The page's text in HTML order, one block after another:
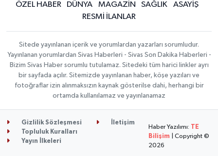
ÖZEL HABER
DÜNYA MAGAZİN SAĞLIK
ASAYİŞ
RESMİ İLANLAR
Sitede yayınlanan içerik ve yorumlardan yazarları sorumludur.
Yayınlanan yorumlardan Sivas Haberleri - Sivas Son Dakika Haberleri -
Bizim Sivas Haber sorumlu tutulamaz. Sitedeki tüm harici linkler ayrı
bir sayfada açılır. Sitemizde yayınlanan haber, köşe yazıları ve
fotoğraflar izin alınmaksızın kaynak gösterilse dahi, herhangi bir
ortamda kullanılamaz ve yayınlanamaz
Gizlilik Sözleşmesi
İletişim
Topluluk Kuralları
Yayın İlkeleri
Haber Yazılımı: TE
Bilişim | Copyright ©
2026